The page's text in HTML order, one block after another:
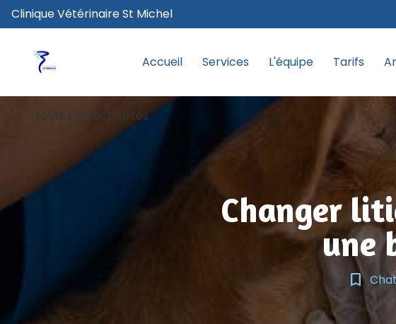
Clinique Vétérinaire St Michel
Accueil Services L'équipe Tarifs
chevron_left Toutes les actualités
Changer
une
bookmark_border